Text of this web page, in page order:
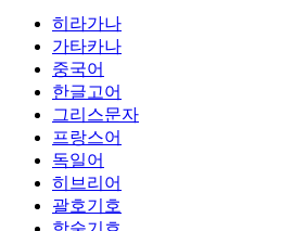
히라가나
가타카나
중국어
한글고어
그리스문자
프랑스어
독일어
히브리어
괄호기호